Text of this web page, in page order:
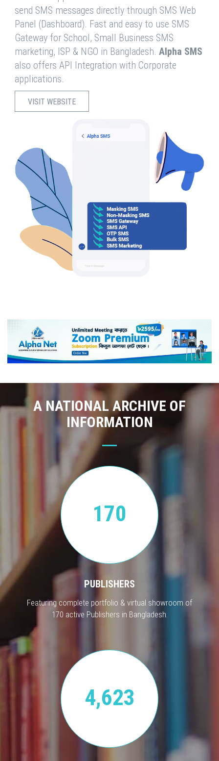
send SMS messages directly through SMS Web
Panel (Dashboard). Fast and easy to use SMS
Gateway for School, Small Business SMS
marketing, ISP & NGO in Bangladesh. Alpha SMS
also offers API Integration with Corporate
applications.
VISIT WEBSITE
A NATIONAL ARCHIVE OF
INFORMATION
170
PUBLISHERS
Featuring complete portfolio & virtual showroom of
170 active Publishers in Bangladesh.
4,623